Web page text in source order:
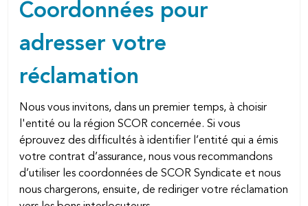
Coordonnées pour
adresser votre
réclamation
Nous vous invitons, dans un premier temps, à choisir
l'entité ou la région SCOR concernée. Si vous
éprouvez des difficultés à identifier l’entité qui a émis
votre contrat d’assurance, nous vous recommandons
d’utiliser les coordonnées de SCOR Syndicate et nous
nous chargerons, ensuite, de rediriger votre réclamation